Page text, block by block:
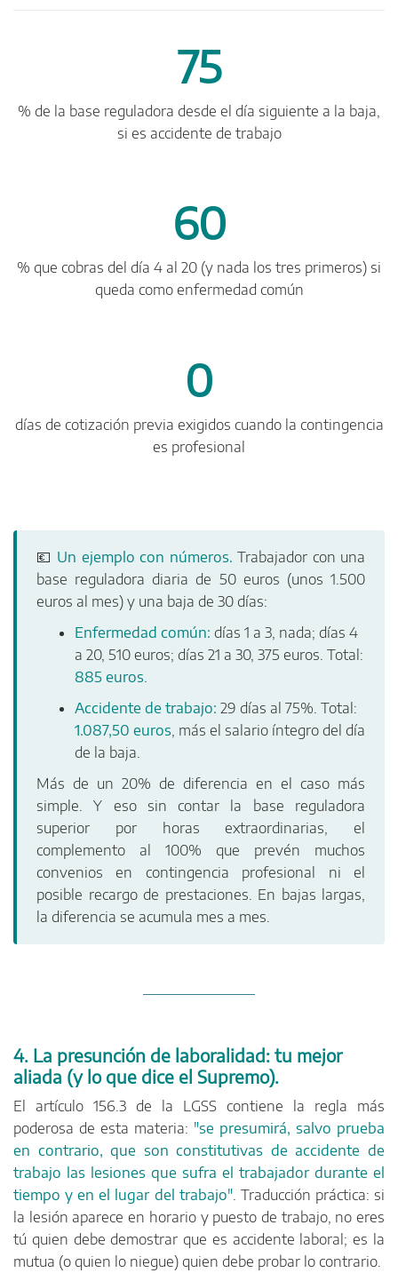
75
% de la base reguladora desde el día siguiente a la baja,
si es accidente de trabajo
60
% que cobras del día 4 al 20 (y nada los tres primeros) si
queda como enfermedad común
0
días de cotización previa exigidos cuando la contingencia
es profesional
💶 Un ejemplo con números. Trabajador con una
base reguladora diaria de 50 euros (unos 1.500
euros al mes) y una baja de 30 días:
Enfermedad común: días 1 a 3, nada; días 4
a 20, 510 euros; días 21 a 30, 375 euros. Total:
885 euros
Accidente de trabajo: 29 días al 75%. Total:
1.087,50 euros , más el salario íntegro del día
de la baja.
Más de un 20% de diferencia en el caso más
simple. Y eso sin contar la base reguladora
superior por horas extraordinarias, el
complemento al 100% que prevén muchos
convenios en contingencia profesional ni el
posible recargo de prestaciones. En bajas largas,
la diferencia se acumula mes a mes.
4. La presunción de laboralidad: tu mejor
aliada (y lo que dice el Supremo).
El artículo 156.3 de la LGSS contiene la regla más
poderosa de esta materia: "se presumirá, salvo prueba
en contrario, que son constitutivas de accidente de
trabajo las lesiones que sufra el trabajador durante el
tiempo y en el lugar del trabajo". Traducción práctica: si
la lesión aparece en horario y puesto de trabajo, no eres
tú quien debe demostrar que es accidente laboral; es la
mutua (o quien lo niegue) quien debe probar lo contrario.